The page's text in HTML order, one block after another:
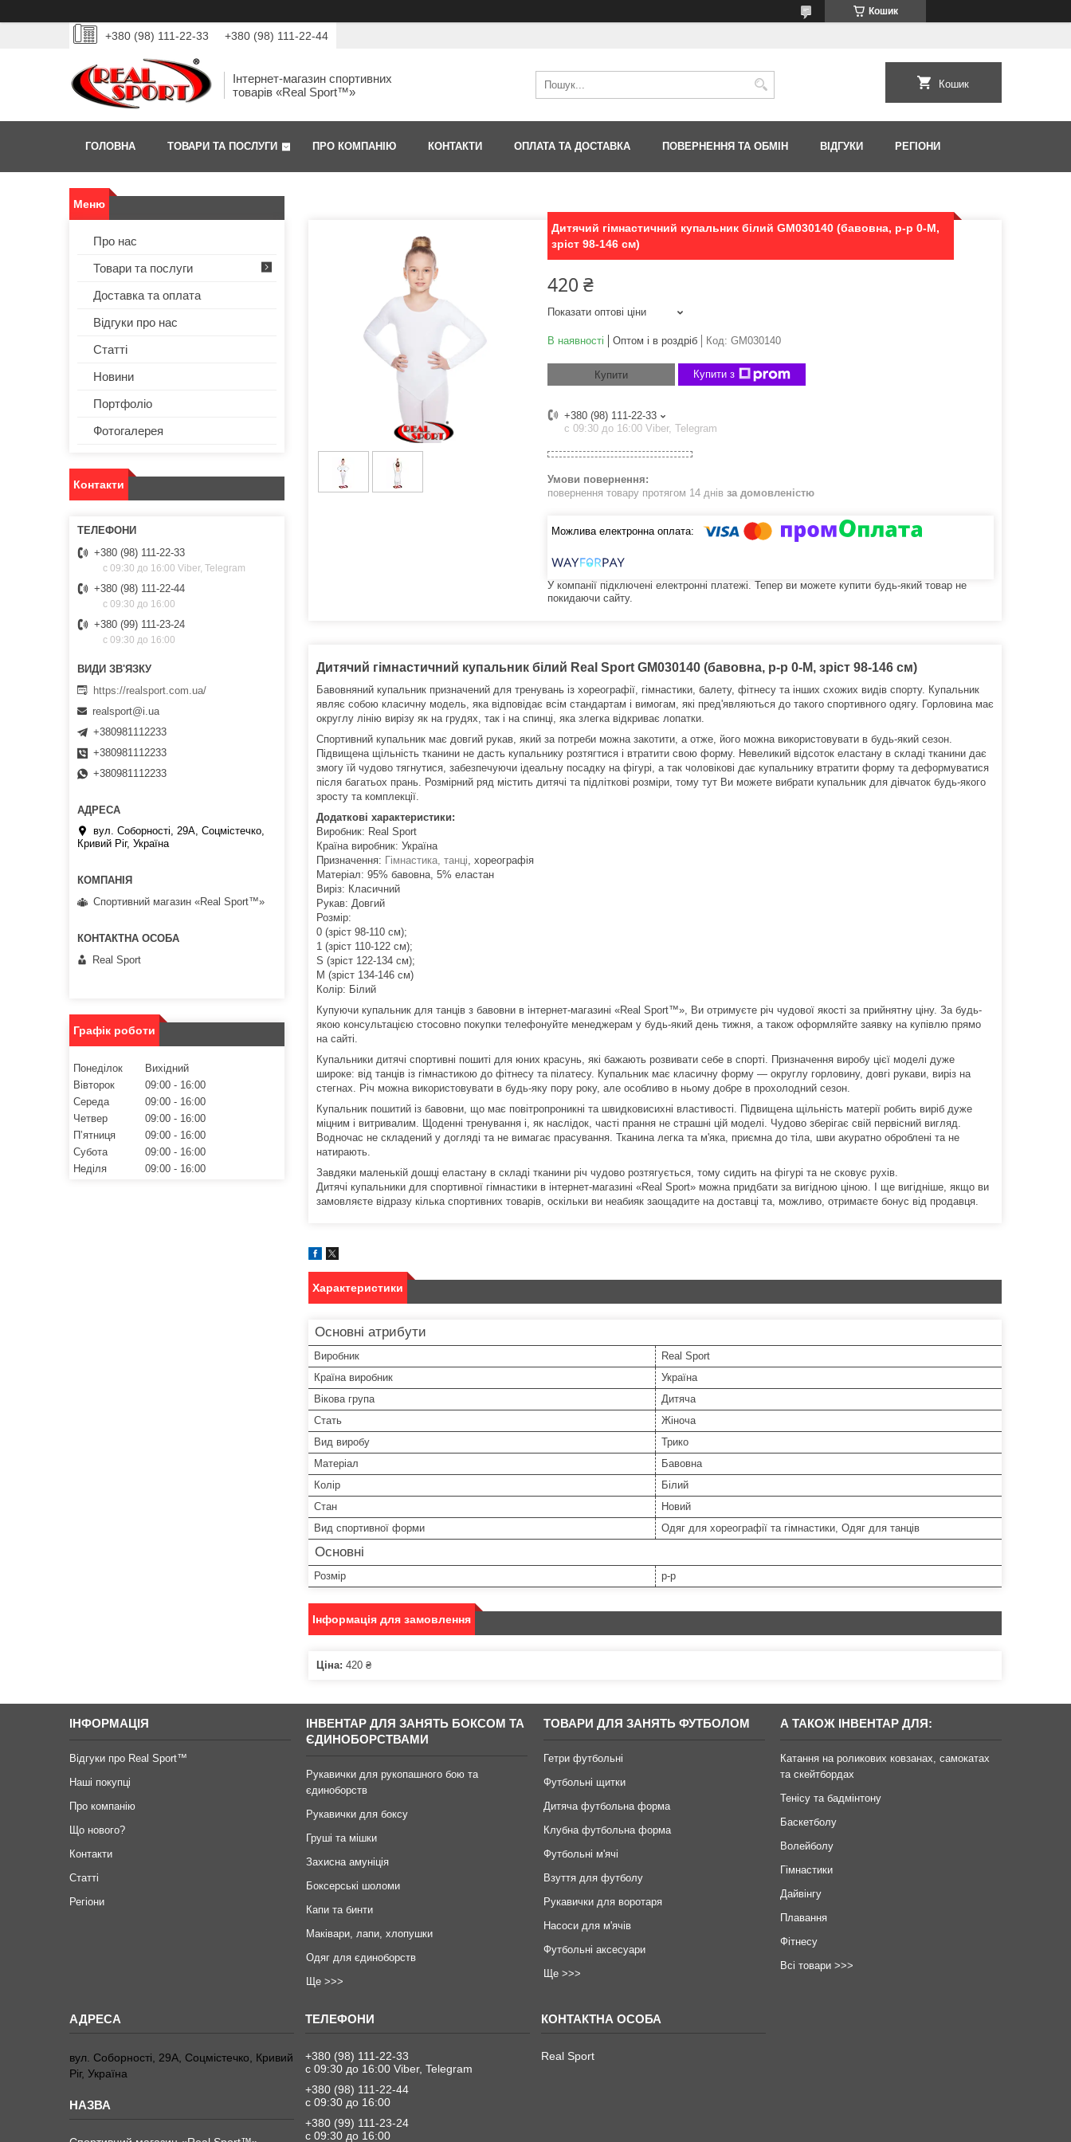
Кошик
+380 (98) 111-22-33 +380 (98) 111-22-44
Інтернет-магазин спортивних
товарів «Real Sport™»
Кошик
ГОЛОВНА ТОВАРИ ТА ПОСЛУГИ ПРО КОМПАНІЮ КОНТАКТИ ОПЛАТА ТА ДОСТАВКА ПОВЕРНЕННЯ ТА ОБМІН ВІДГУКИ РЕГІОНИ
Дитячий гімнастичний купальник білий GM030140 (бавовна, р-р 0-M,
зріст 98-146 см)
420 ₴
Показати оптові ціни
В наявності Оптом і в роздріб Код: GM030140
Купити Купити з
+380 (98) 111-22-33
с 09:30 до 16:00 Viber, Telegram
повернення товару протягом 14 днів за домовленістю
У компанії підключені електронні платежі. Тепер ви можете купити будь-який товар не
покидаючи сайту.
Дитячий гімнастичний купальник білий Real Sport GM030140 (бавовна, р-р 0-M, зріст 98-146 см)
Бавовняний купальник призначений для тренувань із хореографії, гімнастики, балету, фітнесу та інших схожих видів спорту. Купальник
являє собою класичну модель, яка відповідає всім стандартам і вимогам, які пред'являються до такого спортивного одягу. Горловина має
округлу лінію вирізу як на грудях, так і на спинці, яка злегка відкриває лопатки.
Спортивний купальник має довгий рукав, який за потреби можна закотити, а отже, його можна використовувати в будь-який сезон.
Підвищена щільність тканини не дасть купальнику розтягтися і втратити свою форму. Невеликий відсоток еластану в складі тканини дає
змогу їй чудово тягнутися, забезпечуючи ідеальну посадку на фігурі, а так чоловікові дає купальнику втратити форму та деформуватися
після багатьох прань. Розмірний ряд містить дитячі та підліткові розміри, тому тут Ви можете вибрати купальник для дівчаток будь-якого
зросту та комплекції.
Додаткові характеристики:
Виробник: Real Sport
Країна виробник: Україна
Призначення: Гімнастика, танці , хореографія
Матеріал: 95% бавовна, 5% еластан
Виріз: Класичний
Рукав: Довгий
Розмір:
0 (зріст 98-110 см);
1 (зріст 110-122 см);
S (зріст 122-134 см);
M (зріст 134-146 см)
Колір: Білий
Купуючи купальник для танців з бавовни в інтернет-магазині «Real Sport™», Ви отримуєте річ чудової якості за прийнятну ціну. За будь-
якою консультацією стосовно покупки телефонуйте менеджерам у будь-який день тижня, а також оформляйте заявку на купівлю прямо
на сайті.
Купальники дитячі спортивні пошиті для юних красунь, які бажають розвивати себе в спорті. Призначення виробу цієї моделі дуже
широке: від танців із гімнастикою до фітнесу та пілатесу. Купальник має класичну форму — округлу горловину, довгі рукави, виріз на
стегнах. Річ можна використовувати в будь-яку пору року, але особливо в ньому добре в прохолодний сезон.
Купальник пошитий із бавовни, що має повітропроникні та швидковисихні властивості. Підвищена щільність матерії робить виріб дуже
міцним і витривалим. Щоденні тренування і, як наслідок, часті прання не страшні цій моделі. Чудово зберігає свій первісний вигляд.
Водночас не складений у догляді та не вимагає прасування. Тканина легка та м'яка, приємна до тіла, шви акуратно оброблені та не
натирають.
Завдяки маленькій дошці еластану в складі тканини річ чудово розтягується, тому сидить на фігурі та не сковує рухів.
Дитячі купальники для спортивної гімнастики в інтернет-магазині «Real Sport» можна придбати за вигідною ціною. І ще вигідніше, якщо ви
замовляєте відразу кілька спортивних товарів, оскільки ви неабияк заощадите на доставці та, можливо, отримаєте бонус від продавця.
Характеристики
Основні атрибути
Виробник
Real Sport
Країна виробник
Україна
Вікова група
Дитяча
Стать
Жіноча
Вид виробу
Трико
Матеріал
Бавовна
Колір
Білий
Стан
Новий
Вид спортивної форми
Одяг для хореографії та гімнастики, Одяг для танців
Основні
Розмір р-р
Інформація для замовлення
Ціна: 420 ₴
Про нас
Товари та послуги
Доставка та оплата
Відгуки про нас
Статті
Новини
Портфоліо
Фотогалерея
Контакти
+380 (98) 111-22-33
с 09:30 до 16:00 Viber, Telegram
+380 (98) 111-22-44
с 09:30 до 16:00
+380 (99) 111-23-24
с 09:30 до 16:00
https://realsport.com.ua/
realsport@i.ua
+380981112233
+380981112233
+380981112233
вул. Соборності, 29А, Соцмістечко,
Кривий Ріг, Україна
Спортивний магазин «Real Sport™»
Real Sport
Графік роботи
Понеділок
Вихідний
Вівторок
09:00
16:00
Середа
09:00
16:00
Четвер
09:00
16:00
Пʼятниця
09:00
16:00
Субота
09:00
16:00
Неділя
09:00 16:00
ІНФОРМАЦІЯ
Відгуки про Real Sport™
Наші покупці
Про компанію
Що нового?
Контакти
Статті
Регіони
ІНВЕНТАР ДЛЯ ЗАНЯТЬ БОКСОМ ТА
ЄДИНОБОРСТВАМИ
Рукавички для рукопашного бою та
єдиноборств
Рукавички для боксу
Груші та мішки
Захисна амуніція
Боксерські шоломи
Капи та бинти
Маківари, лапи, хлопушки
Одяг для єдиноборств
Ще >>>
ТОВАРИ ДЛЯ ЗАНЯТЬ ФУТБОЛОМ
Гетри футбольні
Футбольні щитки
Дитяча футбольна форма
Клубна футбольна форма
Футбольні м'ячі
Взуття для футболу
Рукавички для воротаря
Насоси для м'ячів
Футбольні аксесуари
Ще >>>
А ТАКОЖ ІНВЕНТАР ДЛЯ:
Катання на роликових ковзанах, самокатах
та скейтбордах
Тенісу та бадмінтону
Баскетболу
Волейболу
Гімнастики
Дайвінгу
Плавання
Фітнесу
Всі товари >>>
вул. Соборності, 29А, Соцмістечко, Кривий
Ріг, Україна
+380 (98) 111-22-33
с 09:30 до 16:00 Viber, Telegram
+380 (98) 111-22-44
с 09:30 до 16:00
+380 (99) 111-23-24
с 09:30 до 16:00
Real Sport